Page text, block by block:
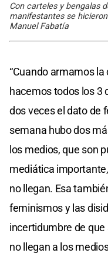
Con carteles y bengalas
manifestantes se
Manuel Fabatía
“Cuando armamos
hacemos todos los 3
dos veces el dato de
semana hubo dos
los medios, que son
mediática
no llegan. Esa
feminismos y las
incertidumbre de
no llegan a los